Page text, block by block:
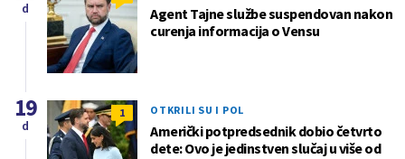
Agent Tajne službe suspendovan nakon
curenja informacija o Vensu
d
1 OTKRILI SU I POL
Američki potpredsednik dobio četvrto
dete: Ovo je jedinstven slučaj u više od
19
d